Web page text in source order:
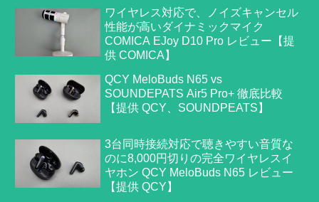
ワイヤレス対応で、ノイズキャンセル
性能が高いダイナミックマイク
COMICA EJoy D10 Pro レビュー【提
供 COMICA】
QCY MeloBuds N65 vs
SOUNDEPATS Air5 Pro+ 徹底比較
【提供 QCY、SOUNDPEATS】
3台同時接続対応で聴きやすい音質な
のに8,000円切りの完全ワイヤレスイ
ヤホン QCY MeloBuds N65 レビュー
【提供 QCY】